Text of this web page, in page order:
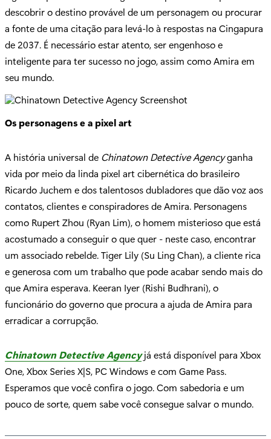
descobrir o destino provável de um personagem ou procurar
a fonte de uma citação para levá-lo à respostas na Cingapura
de 2037. É necessário estar atento, ser engenhoso e
inteligente para ter sucesso no jogo, assim como Amira em
seu mundo.
Os personagens e a pixel art
A história universal de Chinatown Detective Agencyganha
vida por meio da linda pixel art cibernética do brasileiro
Ricardo Juchem e dos talentosos dubladores que dão voz aos
contatos, clientes e conspiradores de Amira. Personagens
como Rupert Zhou (Ryan Lim), o homem misterioso que está
acostumado a conseguir o que quer - neste caso, encontrar
um associado rebelde. Tiger Lily (Su Ling Chan), a cliente rica
e generosa com um trabalho que pode acabar sendo mais do
que Amira esperava. Keeran Iyer (Rishi Budhrani), o
funcionário do governo que procura a ajuda de Amira para
erradicar a corrupção.
Chinatown Detective Agencyjá está disponível para Xbox
One, Xbox Series X|S, PC Windows e com Game Pass.
Esperamos que você confira o jogo. Com sabedoria e um
pouco de sorte, quem sabe você consegue salvar o mundo.